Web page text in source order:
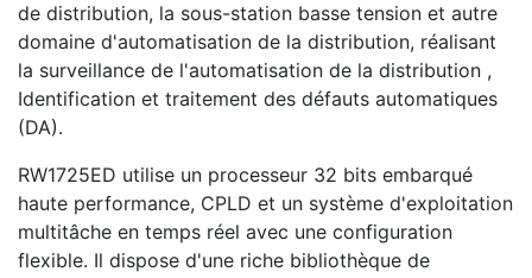
de distribution, la sous-station basse tension et autre
domaine d'automatisation de la distribution, réalisant
la surveillance de l'automatisation de la distribution ,
Identification et traitement des défauts automatiques
(DA).
RW1725ED utilise un processeur 32 bits embarqué
haute performance, CPLD et un système d'exploitation
multitâche en temps réel avec une configuration
flexible. Il dispose d'une riche bibliothèque de